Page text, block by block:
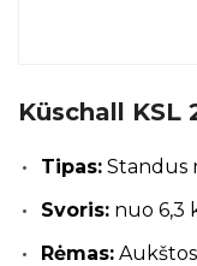
Küschall KSL
Tipas: Standus
Svoris: nuo 6,3
Rėmas: